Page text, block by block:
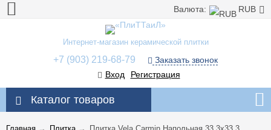
Валюта: RUB
Интернет-магазин керамической плитки
+7 (903) 219-68-79
Заказать звонок
Вход
Регистрация
Каталог товаров